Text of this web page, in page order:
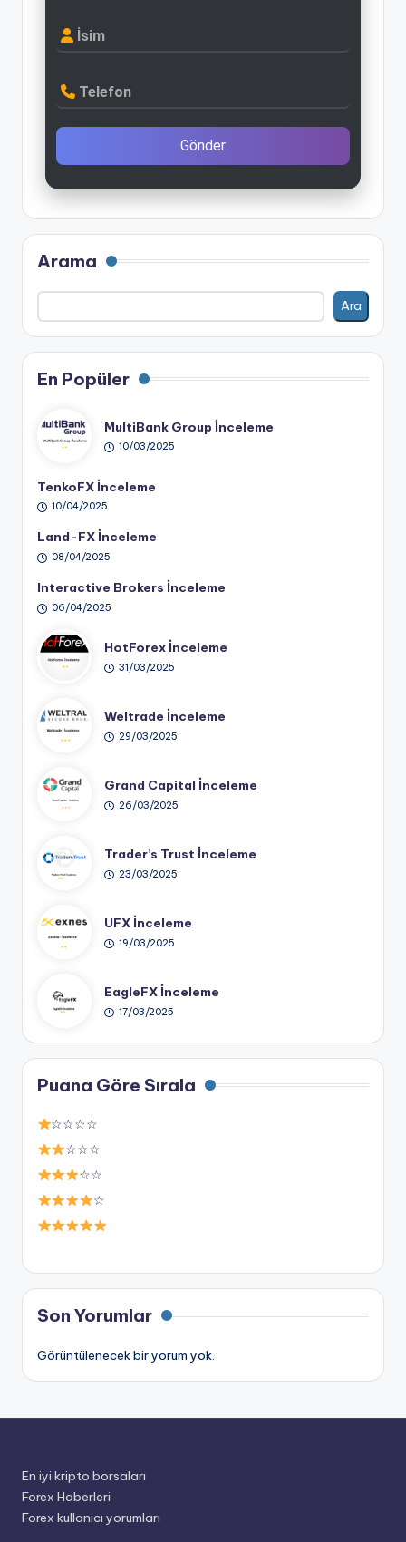
İsim
Telefon
Gönder
Arama
Ara
En Popüler
MultiBank Group İnceleme
10/03/2025
TenkoFX İnceleme
10/04/2025
Land-FX İnceleme
08/04/2025
Interactive Brokers İnceleme
06/04/2025
HotForex İnceleme
31/03/2025
Weltrade İnceleme
29/03/2025
Grand Capital İnceleme
26/03/2025
Trader’s Trust İnceleme
23/03/2025
UFX İnceleme
19/03/2025
EagleFX İnceleme
17/03/2025
Puana Göre Sırala
☆☆☆☆
☆☆☆
☆☆
☆
Son Yorumlar
Görüntülenecek bir yorum yok.
En iyi kripto borsaları
Forex Haberleri
Forex kullanıcı yorumları